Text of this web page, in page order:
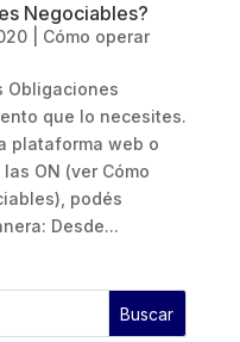
Negociables?
| Cómo operar
Obligaciones
que lo necesites.
plataforma web o
ON (ver Cómo
podés
Desde...